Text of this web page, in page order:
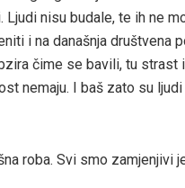
Ljudi nisu budale, te ih ne
i na današnja društvena
čime se bavili, tu strast
nemaju. I baš zato su
roba. Svi smo zamjenjivi